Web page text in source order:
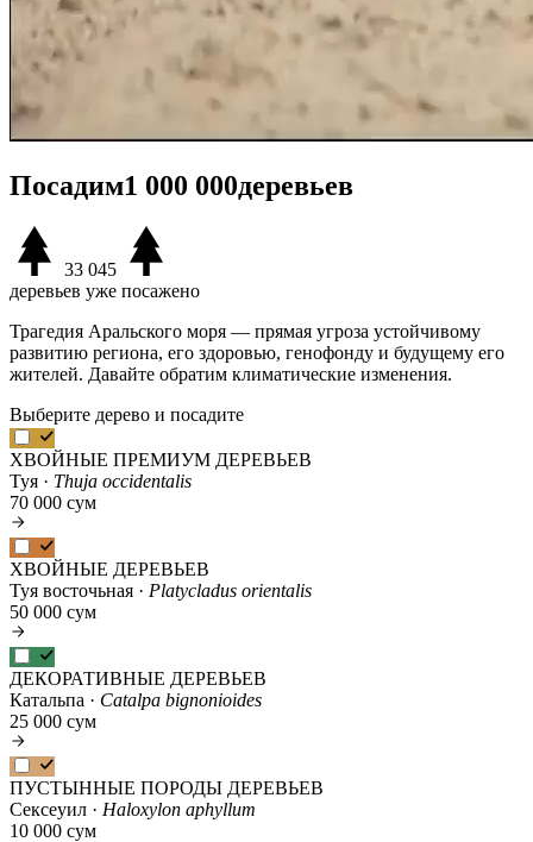
Посадим1 000 000деревьев
33 045
деревьев уже посажено
Трагедия Аральского моря — прямая угроза устойчивому
развитию региона, его здоровью, генофонду и будущему его
жителей. Давайте обратим климатические изменения.
Выберите дерево и посадите
ХВОЙНЫЕ ПРЕМИУМ ДЕРЕВЬЕВ
Туя · Thuja occidentalis
70 000 сум
ХВОЙНЫЕ ДЕРЕВЬЕВ
Туя восточьная · Platycladus orientalis
50 000 сум
ДЕКОРАТИВНЫЕ ДЕРЕВЬЕВ
Катальпа · Catalpa bignonioides
25 000 сум
ПУСТЫННЫЕ ПОРОДЫ ДЕРЕВЬЕВ
Сексеуил · Haloxylon aphyllum
10 000 сум